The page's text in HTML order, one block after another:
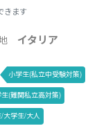
きます
イタリア
小学生(私立中受験対策)
(難関私立高対策)
大学生/大人